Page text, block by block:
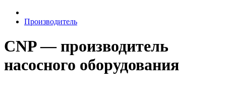
Производитель
CNP — производитель
насосного оборудования